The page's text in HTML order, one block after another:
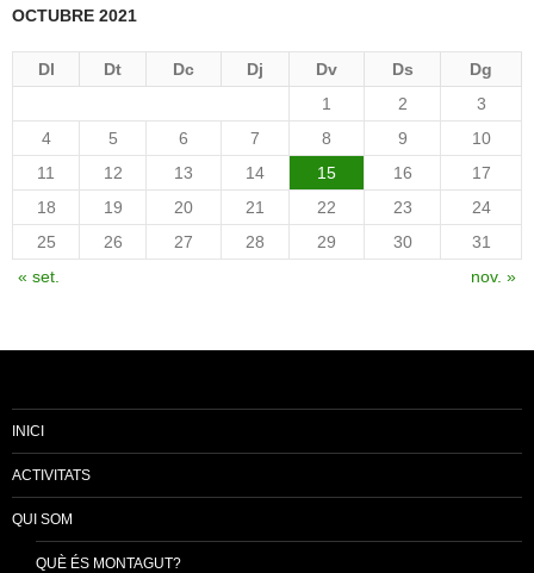
OCTUBRE 2021
Dl Dt Dc Dj Dv Ds
Dg
1
2
3
4
5 6 7 8 9
10
11
12 13 14 15 16
17
18
19 20 21 22 23
24
25
26 27 28 29 30
31
« set.
nov. »
INICI
ACTIVITATS
QUI SOM
QUÈ ÉS MONTAGUT?